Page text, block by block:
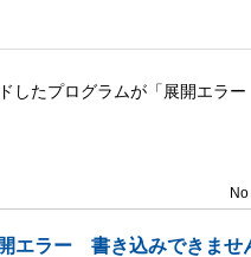
したプログラムが「展開エラ
エラー 書き込みできませ